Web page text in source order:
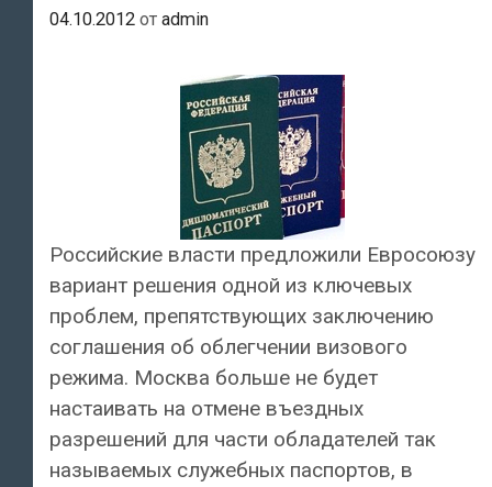
04.10.2012 от admin
Российские власти предложили Евросоюзу
вариант решения одной из ключевых
проблем, препятствующих заключению
соглашения об облегчении визового
режима. Москва больше не будет
настаивать на отмене въездных
разрешений для части обладателей так
называемых служебных паспортов, в